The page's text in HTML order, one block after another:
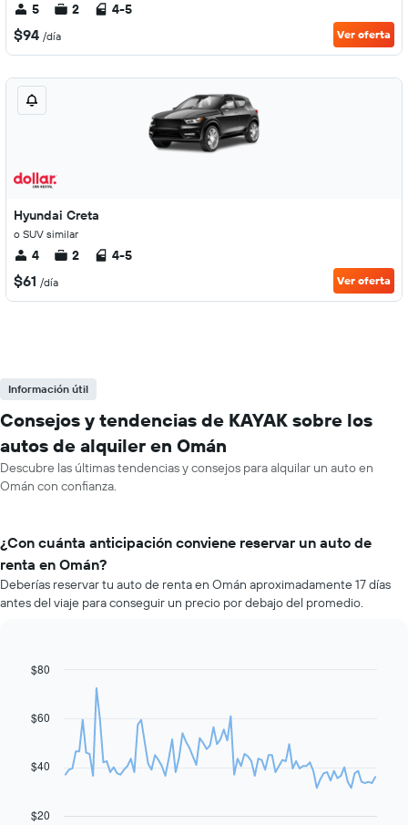
5 2 4-5
$94 /día Ver oferta
Hyundai Creta
o SUV similar
4 2 4-5
$61 /día Ver oferta
Información útil
Consejos y tendencias de KAYAK sobre los
autos de alquiler en Omán
Descubre las últimas tendencias y consejos para alquilar un auto en
Omán con confianza.
¿Con cuánta anticipación conviene reservar un auto de
renta en Omán?
Deberías reservar tu auto de renta en Omán aproximadamente 17 días
antes del viaje para conseguir un precio por debajo del promedio.
Line
91
data
El
gráfico
Chart
$20
$40
$60
$80